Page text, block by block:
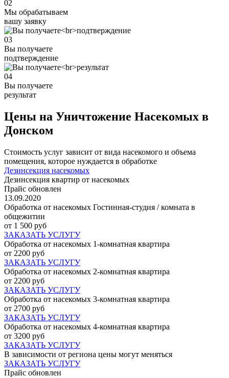
02
Мы обрабатываем
вашу заявку
03
Вы получаете
подтверждение
04
Вы получаете
результат
Цены на Уничтожение Насекомых в
Донском
Стоимость услуг зависит от вида насекомого и объема
помещения, которое нуждается в обработке
Дезинсекция насекомых
Дезинсекция квартир от насекомых
Прайс обновлен
13.09.2020
Обработка от насекомых Гостинная-студия / комната в
общежитии
от 1 500 руб
ЗАКАЗАТЬ УСЛУГУ
Обработка от насекомых 1-комнатная квартира
от 2200 руб
ЗАКАЗАТЬ УСЛУГУ
Обработка от насекомых 2-комнатная квартира
от 2200 руб
ЗАКАЗАТЬ УСЛУГУ
Обработка от насекомых 3-комнатная квартира
от 2700 руб
ЗАКАЗАТЬ УСЛУГУ
Обработка от насекомых 4-комнатная квартира
от 3200 руб
ЗАКАЗАТЬ УСЛУГУ
В зависимости от региона цены могут меняться
ЗАКАЗАТЬ УСЛУГУ
Прайс обновлен